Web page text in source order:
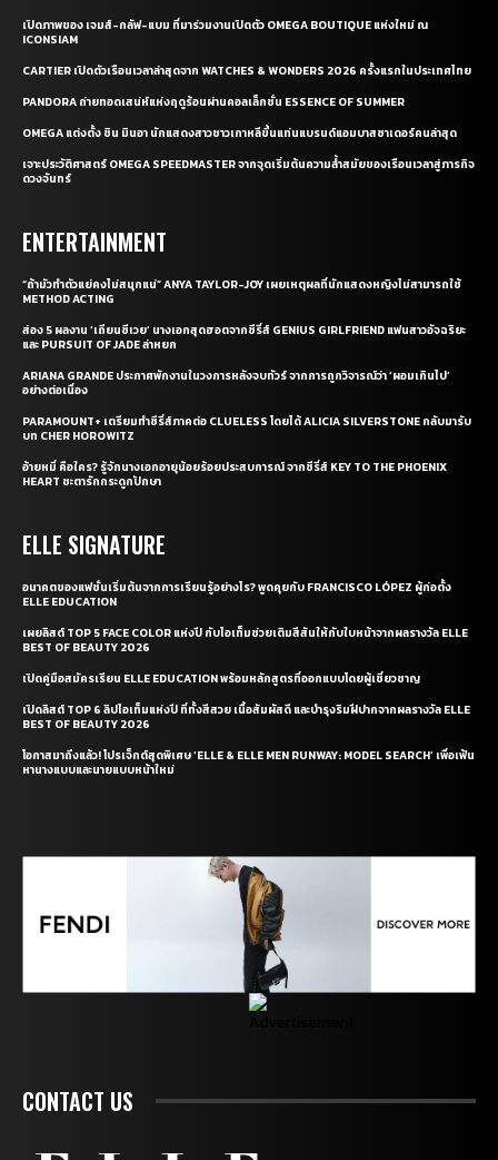
เปิดภาพของ เจมส์-กลัฟ-แบม ที่มาร่วมงานเปิดตัว OMEGA BOUTIQUE แห่งใหม่ ณ
ICONSIAM
CARTIER เปิดตัวเรือนเวลาล่าสุดจาก WATCHES & WONDERS 2026 ครั้งแรกในประเทศไทย
PANDORA ถ่ายทอดเสน่ห์แห่งฤดูร้อนผ่านคอลเล็กชั่น ESSENCE OF SUMMER
OMEGA แต่งตั้ง ชิน มินอา นักแสดงสาวชาวเกาหลีขึ้นแท่นแบรนด์แอมบาสซาเดอร์คนล่าสุด
เจาะประวัติศาสตร์ OMEGA SPEEDMASTER จากจุดเริ่มต้นความล้ำสมัยของเรือนเวลาสู่ภารกิจ
ดวงจันทร์
ENTERTAINMENT
“ถ้ามัวทำตัวแย่คงไม่สนุกแน่” ANYA TAYLOR-JOY เผยเหตุผลที่นักแสดงหญิงไม่สามารถใช้
METHOD ACTING
ส่อง 5 ผลงาน ‘เถียนซีเวย’ นางเอกสุดฮอตจากซีรี่ส์ GENIUS GIRLFRIEND แฟนสาวอัจฉริยะ
และ PURSUIT OF JADE ล่าหยก
ARIANA GRANDE ประกาศพักงานในวงการหลังจบทัวร์ จากการถูกวิจารณ์ว่า ‘ผอมเกินไป’
อย่างต่อเนื่อง
PARAMOUNT+ เตรียมทำซีรี่ส์ภาคต่อ CLUELESS โดยได้ ALICIA SILVERSTONE กลับมารับ
บท CHER HOROWITZ
อ้ายหมี่ คือใคร? รู้จักนางเอกอายุน้อยร้อยประสบการณ์ จากซีรี่ส์ KEY TO THE PHOENIX
HEART ชะตารักกระดูกปักษา
ELLE SIGNATURE
อนาคตของแฟชั่นเริ่มต้นจากการเรียนรู้อย่างไร? พูดคุยกับ FRANCISCO LÓPEZ ผู้ก่อตั้ง
ELLE EDUCATION
เผยลิสต์ TOP 5 FACE COLOR แห่งปี กับไอเท็มช่วยเติมสีสันให้กับใบหน้าจากผลรางวัล ELLE
BEST OF BEAUTY 2026
เปิดคู่มือสมัครเรียน ELLE EDUCATION พร้อมหลักสูตรที่ออกแบบโดยผู้เชี่ยวชาญ
เปิดลิสต์ TOP 6 ลิปไอเท็มแห่งปี ที่ทั้งสีสวย เนื้อสัมผัสดี และบำรุงริมฝีปากจากผลรางวัล ELLE
BEST OF BEAUTY 2026
โอกาสมาถึงแล้ว! โปรเจ็กต์สุดพิเศษ ‘ELLE & ELLE MEN RUNWAY: MODEL SEARCH’ เพื่อเฟ้น
หานางแบบและนายแบบหน้าใหม่
CONTACT US